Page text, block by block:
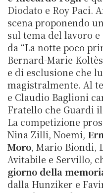
Diodato e Roy Paci.
scena proponendo
sul tema del lavoro
da “La notte poco
Bernard-Marie
e di esclusione che
magistralmente. Al
e Claudio Baglioni
Fratello che Guardi
La competizione
Nina Zilli, Noemi,
Moro, Mario Biondi,
Avitabile e Servillo,
giorno della
dalla Hunziker e